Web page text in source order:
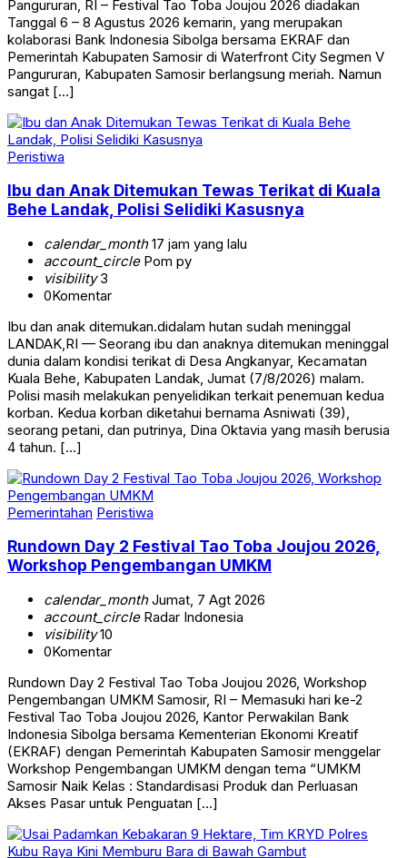
Pangururan, RI – Festival Tao Toba Joujou 2026 diadakan
Tanggal 6 – 8 Agustus 2026 kemarin, yang merupakan
kolaborasi Bank Indonesia Sibolga bersama EKRAF dan
Pemerintah Kabupaten Samosir di Waterfront City Segmen V
Pangururan, Kabupaten Samosir berlangsung meriah. Namun
sangat […]
Peristiwa
Ibu dan Anak Ditemukan Tewas Terikat di Kuala
Behe Landak, Polisi Selidiki Kasusnya
calendar_month17 jam yang lalu
account_circlePom py
visibility3
0Komentar
Ibu dan anak ditemukan.didalam hutan sudah meninggal
LANDAK,RI — Seorang ibu dan anaknya ditemukan meninggal
dunia dalam kondisi terikat di Desa Angkanyar, Kecamatan
Kuala Behe, Kabupaten Landak, Jumat (7/8/2026) malam.
Polisi masih melakukan penyelidikan terkait penemuan kedua
korban. Kedua korban diketahui bernama Asniwati (39),
seorang petani, dan putrinya, Dina Oktavia yang masih berusia
4 tahun. […]
Pemerintahan Peristiwa
Rundown Day 2 Festival Tao Toba Joujou 2026,
Workshop Pengembangan UMKM
calendar_monthJumat, 7 Agt 2026
account_circleRadar Indonesia
visibility10
0Komentar
Rundown Day 2 Festival Tao Toba Joujou 2026, Workshop
Pengembangan UMKM Samosir, RI – Memasuki hari ke-2
Festival Tao Toba Joujou 2026, Kantor Perwakilan Bank
Indonesia Sibolga bersama Kementerian Ekonomi Kreatif
(EKRAF) dengan Pemerintah Kabupaten Samosir menggelar
Workshop Pengembangan UMKM dengan tema “UMKM
Samosir Naik Kelas : Standardisasi Produk dan Perluasan
Akses Pasar untuk Penguatan […]